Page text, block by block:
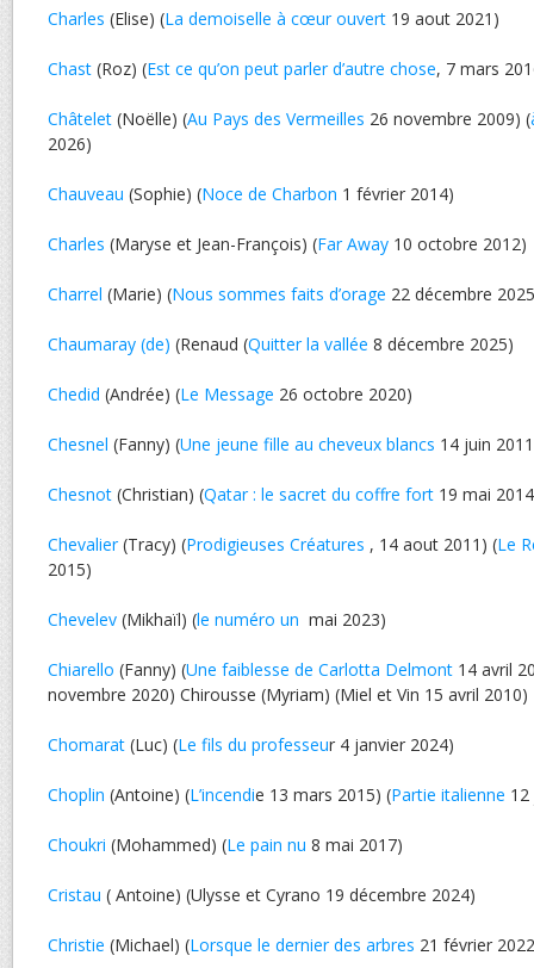
Charles (Elise) (La demoiselle à cœur ouvert 19 aout 2021)
Chast (Roz) (Est ce qu’on peut parler d’autre chose, 7 mars
Châtelet (Noëlle) (Au Pays des Vermeilles 26 novembre 2009) (
2026)
Chauveau (Sophie) (Noce de Charbon 1 février 2014)
Charles (Maryse et Jean-François) (Far Away 10 octobre 2012)
Charrel (Marie) (Nous sommes faits d’orage 22 décembre
Chaumaray (de) (Renaud (Quitter la vallée 8 décembre 2025)
Chedid (Andrée) (Le Message 26 octobre 2020)
Chesnel (Fanny) (Une jeune fille au cheveux blancs 14 juin
Chesnot (Christian) (Qatar : le sacret du coffre fort 19 mai
Chevalier(Tracy) (Prodigieuses Créatures , 14 aout 2011) (Le
2015)
Chevelev (Mikhaïl) (le numéro un mai 2023)
Chiarello (Fanny) (Une faiblesse de Carlotta Delmont 14 avril
novembre 2020) Chirousse (Myriam) (Miel et Vin 15 avril 2010)
Chomarat (Luc) (Le fils du professeur 4 janvier 2024)
Choplin (Antoine) (L’incendie 13 mars 2015) (Partie italienne
Choukri (Mohammed) (Le pain nu 8 mai 2017)
Cristau ( Antoine) (Ulysse et Cyrano 19 décembre 2024)
Christie (Michael) (Lorsque le dernier des arbres 21 février